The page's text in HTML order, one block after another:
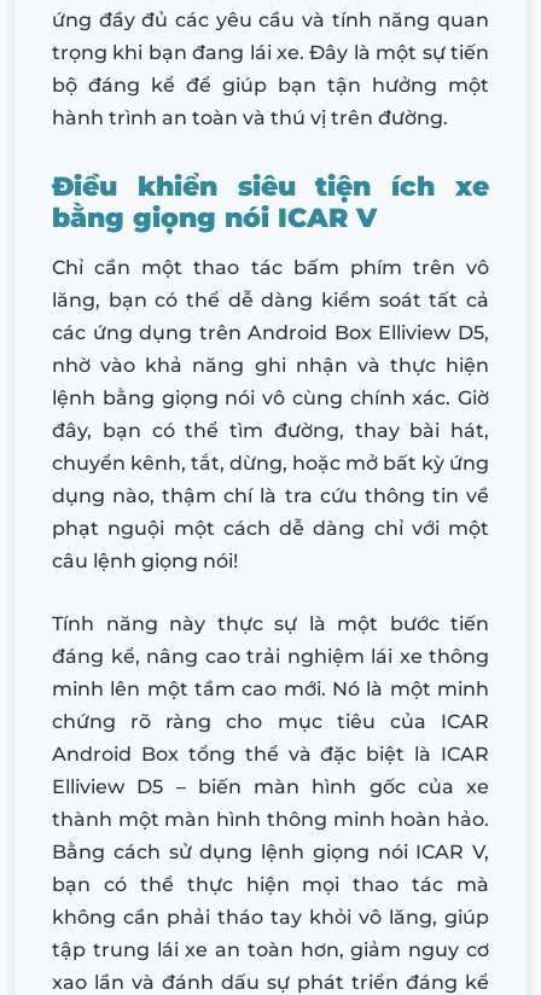
ứng đầy đủ các yêu cầu và tính năng quan
trọng khi bạn đang lái xe. Đây là một sự tiến
bộ đáng kể để giúp bạn tận hưởng một
hành trình an toàn và thú vị trên đường.
Điều khiển siêu tiện ích xe
bằng giọng nói ICAR V
Chỉ cần một thao tác bấm phím trên vô
lăng, bạn có thể dễ dàng kiểm soát tất cả
các ứng dụng trên Android Box Elliview D5,
nhờ vào khả năng ghi nhận và thực hiện
lệnh bằng giọng nói vô cùng chính xác. Giờ
đây, bạn có thể tìm đường, thay bài hát,
chuyển kênh, tắt, dừng, hoặc mở bất kỳ ứng
dụng nào, thậm chí là tra cứu thông tin về
phạt nguội một cách dễ dàng chỉ với một
câu lệnh giọng nói!
Tính năng này thực sự là một bước tiến
đáng kể, nâng cao trải nghiệm lái xe thông
minh lên một tầm cao mới. Nó là một minh
chứng rõ ràng cho mục tiêu của ICAR
Android Box tổng thể và đặc biệt là ICAR
Elliview D5 – biến màn hình gốc của xe
thành một màn hình thông minh hoàn hảo.
Bằng cách sử dụng lệnh giọng nói ICAR V,
bạn có thể thực hiện mọi thao tác mà
không cần phải tháo tay khỏi vô lăng, giúp
tập trung lái xe an toàn hơn, giảm nguy cơ
xao lần và đánh dấu sự phát triển đáng kể